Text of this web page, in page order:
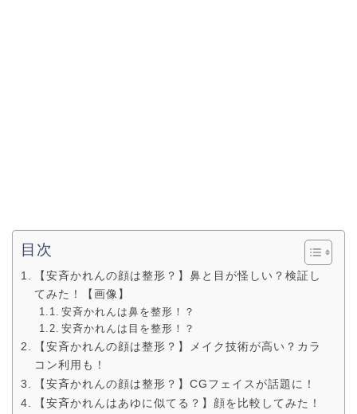
目次
【安斉かれんの顔は整形？】鼻と目が怪しい？検証し
てみた！【画像】
安斉かれんは鼻を整形！？
安斉かれんは目を整形！？
【安斉かれんの顔は整形？】メイク技術が高い？カラ
コン利用も！
【安斉かれんの顔は整形？】CGフェイスが話題に！
【安斉かれんはあゆに似てる？】顔を比較してみた！